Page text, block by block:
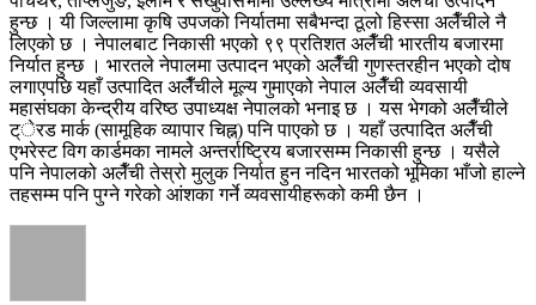
हुन्छ । यी जिल्लामा कृषि उपजको निर्यातमा सबैभन्दा ठूलो हिस्सा अलैँचीले नै
लिएको छ । नेपालबाट निकासी भएको ९९ प्रतिशत अलैँची भारतीय बजारमा
निर्यात हुन्छ । भारतले नेपालमा उत्पादन भएको अलैँची गुणस्तरहीन भएको दोष
लगाएपछि यहाँ उत्पादित अलैँचीले मूल्य गुमाएको नेपाल अलैँची व्यवसायी
महासंघका केन्द्रीय वरिष्ठ उपाध्यक्ष नेपालको भनाइ छ । यस भेगको अलैँचीले
ट्ेरड मार्क (सामूहिक व्यापार चिह्न) पनि पाएको छ । यहाँ उत्पादित अलैँची
एभरेस्ट विग कार्डमका नामले अन्तर्राष्ट्रिय बजारसम्म निकासी हुन्छ । यसैले
पनि नेपालको अलैँची तेस्रो मुलुक निर्यात हुन नदिन भारतको भूमिका भाँजो हाल्ने
तहसम्म पनि पुग्ने गरेको आंशका गर्ने व्यवसायीहरूको कमी छैन ।